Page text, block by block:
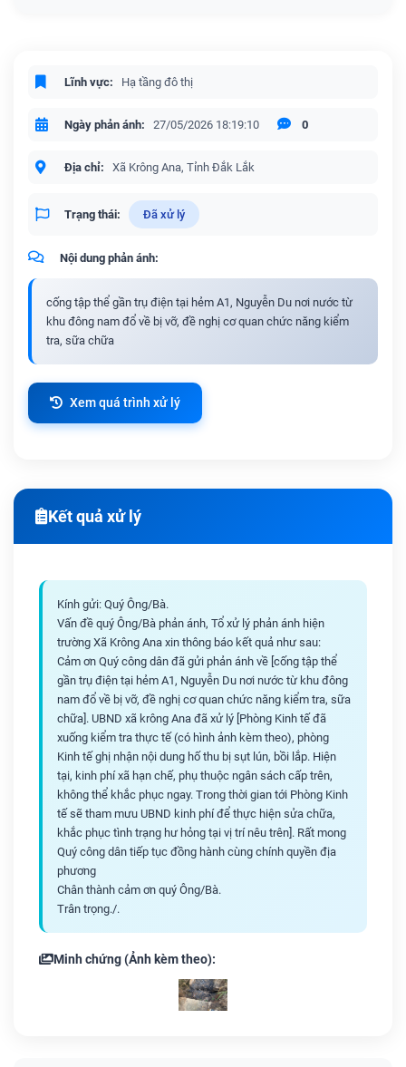
Lĩnh vực: Hạ tầng đô thị
Ngày phản ánh: 27/05/2026 18:19:10 0
Địa chỉ: Xã Krông Ana, Tỉnh Đắk Lắk
Trạng thái: Đã xử lý
Nội dung phản ánh:
cống tập thể gần trụ điện tại hẻm A1, Nguyễn Du nơi nước từ
khu đông nam đổ về bị vỡ, đề nghị cơ quan chức năng kiểm
tra, sữa chữa
Xem quá trình xử lý
Kết quả xử lý
Kính gửi: Quý Ông/Bà.
Vấn đề quý Ông/Bà phản ánh, Tổ xử lý phản ánh hiện
trường Xã Krông Ana xin thông báo kết quả như sau:
Cảm ơn Quý công dân đã gửi phản ánh về [cống tập thể
gần trụ điện tại hẻm A1, Nguyễn Du nơi nước từ khu đông
nam đổ về bị vỡ, đề nghị cơ quan chức năng kiểm tra, sữa
chữa]. UBND xã krông Ana đã xử lý [Phòng Kinh tế đã
xuống kiểm tra thực tế (có hình ảnh kèm theo), phòng
Kinh tế ghị nhận nội dung hố thu bị sụt lún, bồi lắp. Hiện
tại, kinh phí xã hạn chế, phụ thuộc ngân sách cấp trên,
không thể khắc phục ngay. Trong thời gian tới Phòng Kinh
tế sẽ tham mưu UBND kinh phí để thực hiện sửa chữa,
khắc phục tình trạng hư hỏng tại vị trí nêu trên]. Rất mong
Quý công dân tiếp tục đồng hành cùng chính quyền địa
phương
Chân thành cảm ơn quý Ông/Bà.
Trân trọng./.
Minh chứng (Ảnh kèm theo):